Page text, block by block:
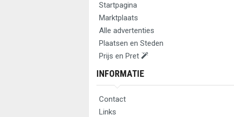
Startpagina
Marktplaats
Alle advertenties
Plaatsen en Steden
Prijs en Pret
INFORMATIE
Contact
Links